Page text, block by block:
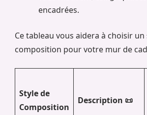
encadrées.
Ce tableau vous aidera à choisir un
composition pour votre mur de
Style de
Composition
Description 📜